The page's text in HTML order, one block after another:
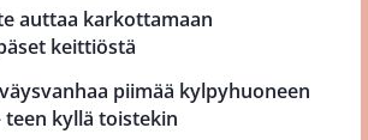
auttaa karkottamaan
keittiöstä
piimää kylpyhuoneen
teen kyllä toistekin